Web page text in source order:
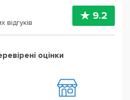
відгуків
9.2
оцінки